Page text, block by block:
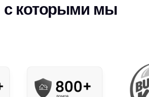
с которыми мы